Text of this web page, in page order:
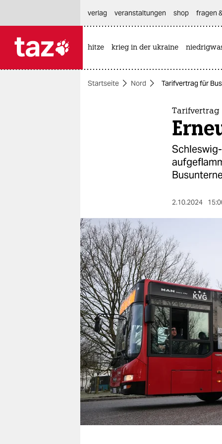
themen
berlin
nord
wahrheit
verlag
verlag
veranstaltungen
shop
fragen & hilfe
unterstützen
abo
genossenschaft
verlag
veranstaltungen shop fragen
hitze krieg in der ukraine
Startseite Nord Tarifvertrag für
Tarifvertrag
2.10.2024